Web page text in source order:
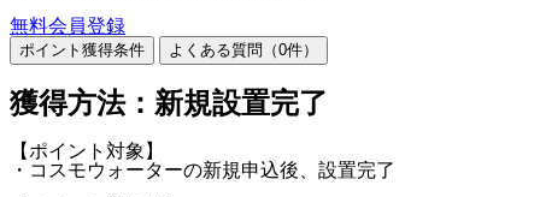
無料会員登録
ポイント獲得条件 よくある質問（0件）
獲得方法：新規設置完了
【ポイント対象】
・コスモウォーターの新規申込後、設置完了